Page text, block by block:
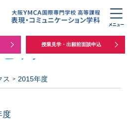
授業見学・出願前面談申込
ックス
ス 2015年度
度